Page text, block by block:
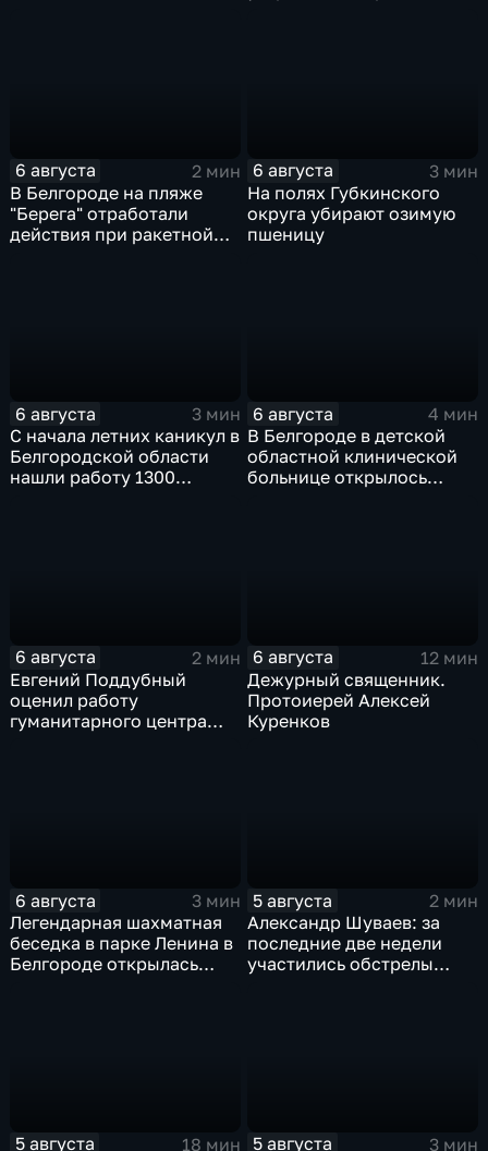
6 августа
2 мин
В Белгороде на пляже
"Берега" отработали
действия при ракетной
6 августа
3 мин
На полях Губкинского
округа убирают озимую
пшеницу
6 августа
3 мин
С начала летних каникул в
Белгородской области
нашли работу 1300
6 августа
4 мин
В Белгороде в детской
областной клинической
больнице открылось
6 августа
2 мин
Евгений Поддубный
оценил работу
гуманитарного центра
6 августа
12 мин
Дежурный священник.
Протоиерей Алексей
Куренков
6 августа
3 мин
Легендарная шахматная
беседка в парке Ленина в
Белгороде открылась
5 августа
2 мин
Александр Шуваев: за
последние две недели
участились обстрелы
5 августа
18 мин
5 августа
3 мин